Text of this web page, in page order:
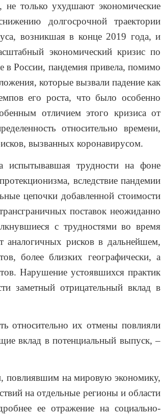
только ухудшают экономические
долгосрочной траектории
возникшая в конце 2019 года, и
экономический кризис по
в России, пандемия привела, помимо
которые вызвали падение как
его роста, что было особенно
отличием этого кризиса от
относительно времени,
вызванных коронавирусом.
испытывавшая трудности на фоне
вследствие пандемии
цепочки добавленной стоимости
поставок неожиданно
с трудностями во время
аналогичных рисков в дальнейшем,
более близких географически, а
Нарушение устоявшихся практик
заметный отрицательный вклад в
относительно их отмены повлияли
вклад в потенциальный выпуск, –
повлиявшим на мировую экономику,
на отдельные регионы и области
ее отражение на социально-